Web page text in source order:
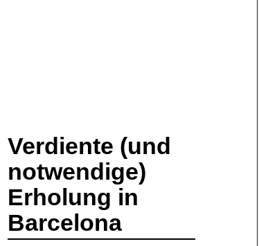
Verdiente (und
notwendige)
Erholung in
Barcelona